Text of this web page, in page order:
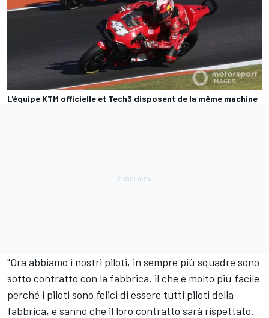
L'équipe KTM officielle et Tech3 disposent de la même machine
"Ora abbiamo i nostri piloti, in sempre più squadre sono
sotto contratto con la fabbrica, il che è molto più facile
perché i piloti sono felici di essere tutti piloti della
fabbrica, e sanno che il loro contratto sarà rispettato.